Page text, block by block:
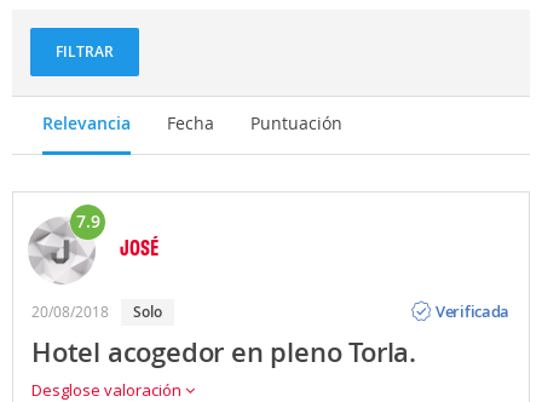
FILTRAR
Relevancia Fecha Puntuación
7.9
JOSÉ
20/08/2018 solo
Verificada
Hotel acogedor en pleno Torla.
Desglose valoración